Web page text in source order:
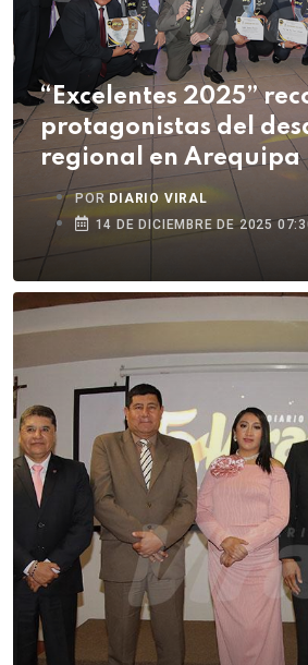
“Excelentes 2025”
protagonistas del
regional en Arequipa
POR DIARIO VIRAL
14 DE DICIEMBRE DE 2025